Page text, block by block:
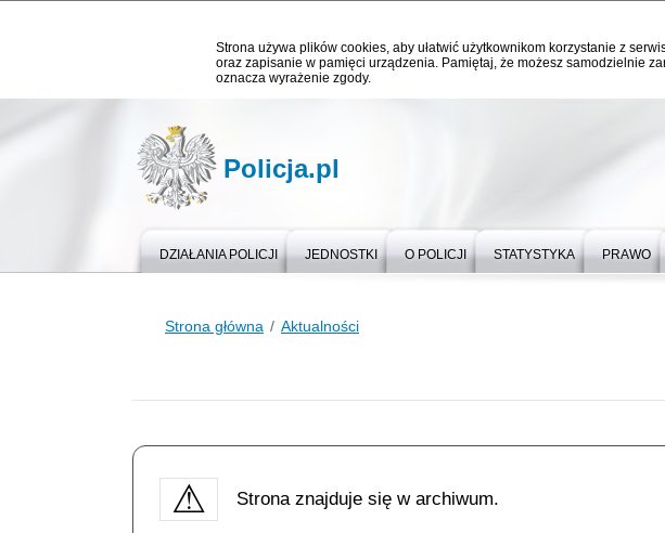
Strona używa plików cookies, aby ułatwić użytkownikom korzystanie z
oraz zapisanie w pamięci urządzenia. Pamiętaj, że możesz samodzielnie
oznacza wyrażenie zgody.
Policja.pl
DZIAŁANIA POLICJI JEDNOSTKI O POLICJI STATYSTYKA PRAWO
Strona główna Aktualności
Strona znajduje się w archiwum.